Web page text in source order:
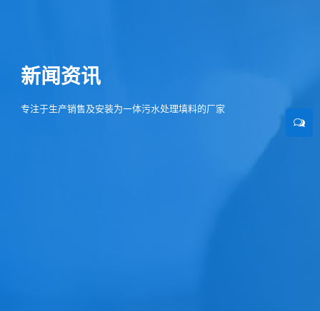
新闻资讯
专注于生产销售及安装为一体污水处理填料的厂家